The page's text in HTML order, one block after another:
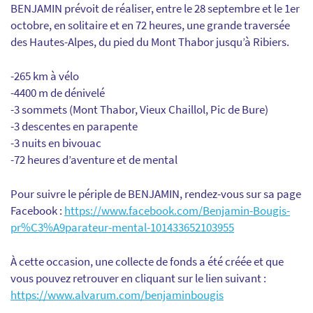
BENJAMIN prévoit de réaliser, entre le 28 septembre et le 1er
octobre, en solitaire et en 72 heures, une grande traversée
des Hautes-Alpes, du pied du Mont Thabor jusqu’à Ribiers.
-265 km à vélo
-4400 m de dénivelé
-3 sommets (Mont Thabor, Vieux Chaillol, Pic de Bure)
-3 descentes en parapente
-3 nuits en bivouac
-72 heures d’aventure et de mental
Pour suivre le périple de BENJAMIN, rendez-vous sur sa page
Facebook : https://www.facebook.com/Benjamin-Bougis-
pr%C3%A9parateur-mental-101433652103955
À cette occasion, une collecte de fonds a été créée et que
vous pouvez retrouver en cliquant sur le lien suivant :
https://www.alvarum.com/benjaminbougis